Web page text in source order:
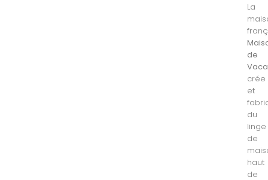
La
de
crée
et
du
linge
de
haut
de